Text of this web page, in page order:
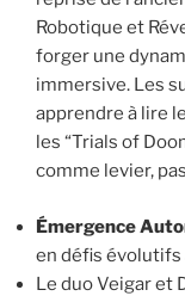
Robotique et
forger une
immersive. Les
apprendre à lire
les “Trials of
comme levier,
Émergence
en défis
Le duo Veigar et